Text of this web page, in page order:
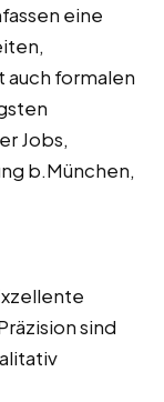
eine
formalen
Jobs,
b.München,
sind